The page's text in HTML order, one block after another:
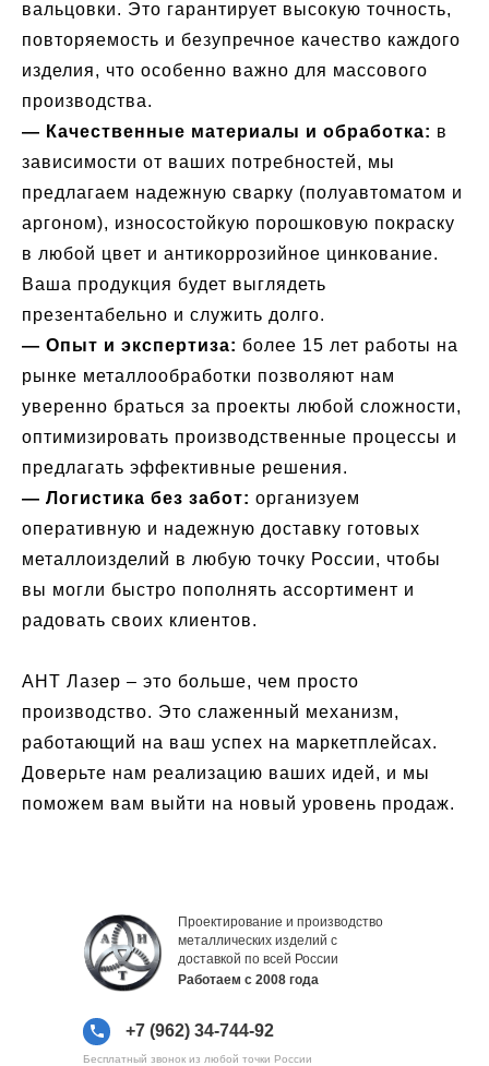
вальцовки. Это гарантирует высокую точность,
повторяемость и безупречное качество каждого
изделия, что особенно важно для массового
производства.
— Качественные материалы и обработка: в
зависимости от ваших потребностей, мы
предлагаем надежную сварку (полуавтоматом и
аргоном), износостойкую порошковую покраску
в любой цвет и антикоррозийное цинкование.
Ваша продукция будет выглядеть
презентабельно и служить долго.
— Опыт и экспертиза: более 15 лет работы на
рынке металлообработки позволяют нам
уверенно браться за проекты любой сложности,
оптимизировать производственные процессы и
предлагать эффективные решения.
— Логистика без забот: организуем
оперативную и надежную доставку готовых
металлоизделий в любую точку России, чтобы
вы могли быстро пополнять ассортимент и
радовать своих клиентов.
АНТ Лазер – это больше, чем просто
производство. Это слаженный механизм,
работающий на ваш успех на маркетплейсах.
Доверьте нам реализацию ваших идей, и мы
поможем вам выйти на новый уровень продаж.
Проектирование и производство
металлических изделий с
доставкой по всей России
Бесплатный звонок из любой точки России
Работаем с 2008 года
+7 (962) 34-744-92